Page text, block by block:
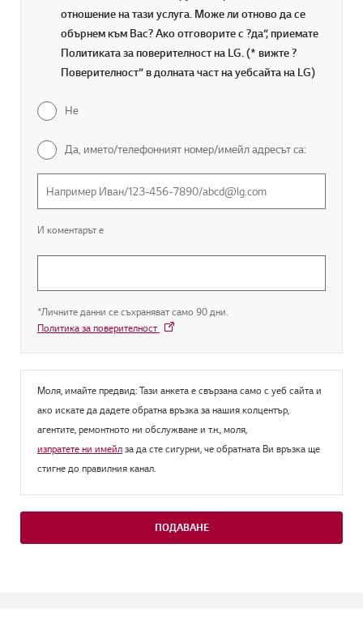
отношение на тази услуга. Може ли отново да се
обърнем към Вас? Ако отговорите с ?да“, приемате
Политиката за поверителност на LG. (* вижте ?
Поверителност“ в долната част на уебсайта на LG)
Не
Да, името/телефонният номер/имейл адресът са:
И коментарът е
*Личните данни се съхраняват само 90 дни.
Политика за поверителност
Моля, имайте предвид: Тази анкета е свързана само с уеб сайта и
ако искате да дадете обратна връзка за нашия колцентър,
агентите, ремонтното ни обслужване и т.н., моля,
изпратете ни имейлза да сте сигурни, че обратната Ви връзка ще
стигне до правилния канал.
ПОДАВАНЕ